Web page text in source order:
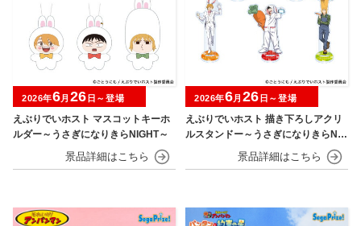
えぶりでいホスト マスコットキーホ
ルダー～うさぎになりきらNIGHT～
2026年6月 26 日～登場
えぶりでいホスト 描き下ろしアクリ
ルスタンドー～うさぎになりきらNIG
2026年6月 26 日～登場